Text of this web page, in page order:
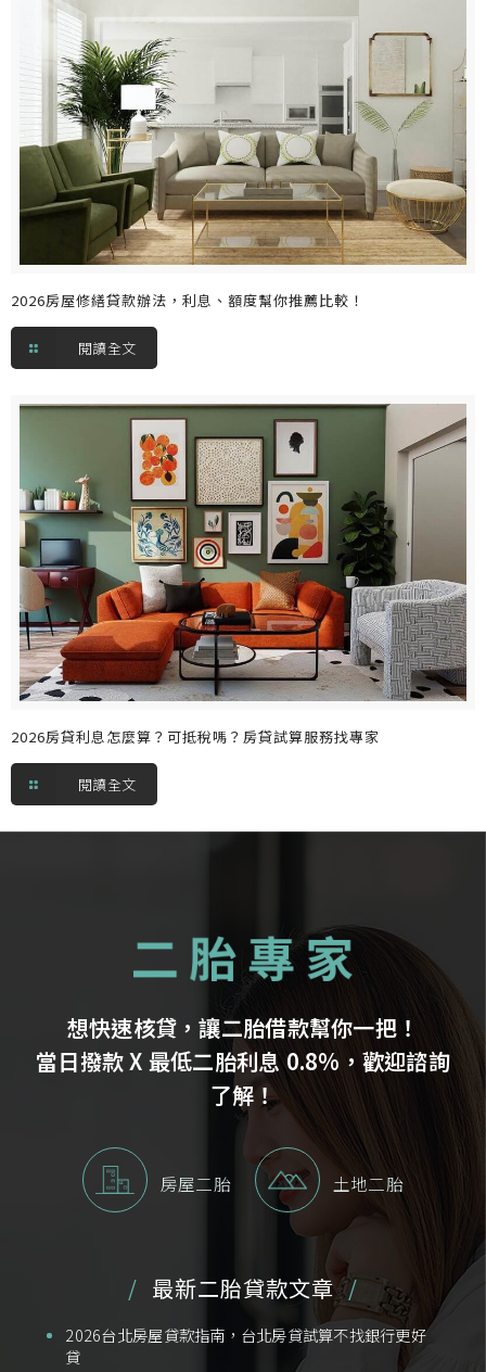
2026房屋修繕貸款辦法，利息、額度幫你推薦比較！
閱讀全文
2026房貸利息怎麼算？可抵稅嗎？房貸試算服務找專家
閱讀全文
想快速核貸，讓二胎借款幫你一把！
當日撥款 X 最低二胎利息 0.8%，歡迎諮詢
了解！
房屋二胎 土地二胎
最新二胎貸款文章
2026台北房屋貸款指南，台北房貸試算不找銀行更好
貸